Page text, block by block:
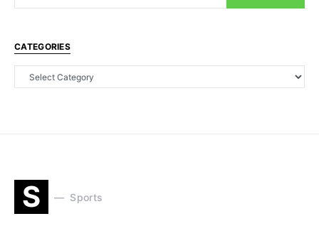
CATEGORIES
S Sports